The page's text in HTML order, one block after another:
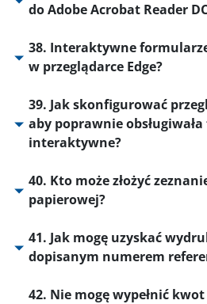
do Adobe Acrobat Reader
38. Interaktywne
w przeglądarce Edge?
39. Jak skonfigurować
aby poprawnie
interaktywne?
40. Kto może złożyć
papierowej?
41. Jak mogę uzyskać
dopisanym numerem
42. Nie mogę wypełnić